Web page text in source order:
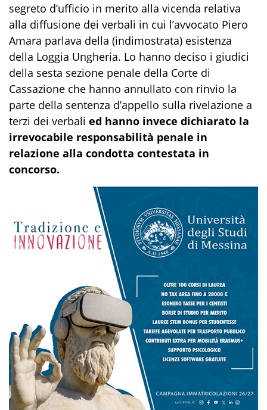
segreto d’ufficio in merito alla vicenda relativa
alla diffusione dei verbali in cui l’avvocato Piero
Amara parlava della (indimostrata) esistenza
della Loggia Ungheria. Lo hanno deciso i giudici
della sesta sezione penale della Corte di
Cassazione che hanno annullato con rinvio la
parte della sentenza d’appello sulla rivelazione a
terzi dei verbali ed hanno invece dichiarato la
irrevocabile responsabilità penale in
relazione alla condotta contestata in
concorso.